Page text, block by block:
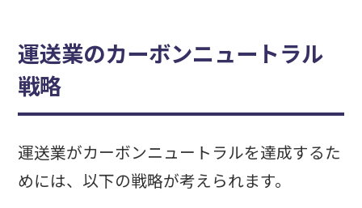
運送業のカーボンニュートラル
戦略
運送業がカーボンニュートラルを達成するた
めには、以下の戦略が考えられます。